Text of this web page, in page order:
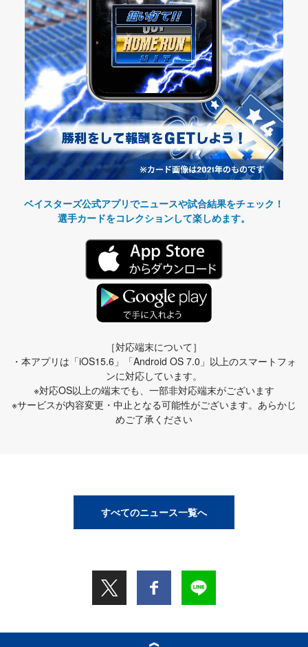
ベイスターズ公式アプリでニュースや試合結果をチェック！
選手カードをコレクションして楽しめます。
［対応端末について］
・本アプリは「iOS15.6」「Android OS 7.0」以上のスマートフォ
ンに対応しています。
※対応OS以上の端末でも、一部非対応端末がございます
※サービスが内容変更・中止となる可能性がございます。あらかじ
めご了承ください
すべてのニュース一覧へ